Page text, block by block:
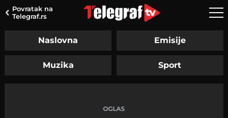
Povratak na
Telegraf.rs
Naslovna Emisije
Muzika Sport